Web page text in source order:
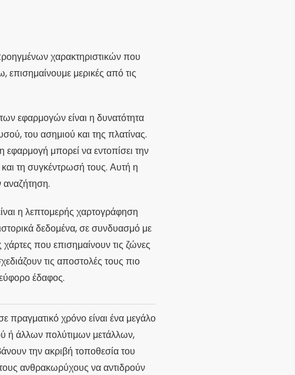
χαρακτηριστικών που
μερικές από τις
εφαρμογών είναι η δυνατότητα
του ασημιού και της πλατίνας.
μπορεί να εντοπίσει την
τη συγκέντρωσή τους. Αυτή η
αναζήτηση.
η λεπτομερής χαρτογράφηση
δεδομένα, σε συνδυασμό με
που επισημαίνουν τις ζώνες
τις αποστολές τους πιο
έδαφος.
πραγματικό χρόνο είναι ένα μεγάλο
ή άλλων πολύτιμων μετάλλων,
την ακριβή τοποθεσία του
ανθρακωρύχους να αντιδρούν